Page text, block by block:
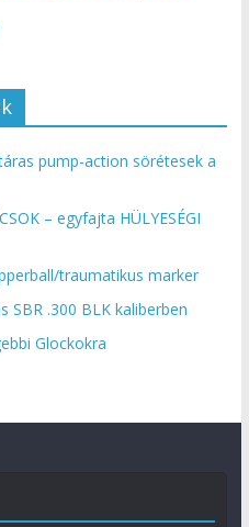
pump-action sörétesek a
– egyfajta HÜLYESÉGI
traumatikus marker
SBR .300 BLK kaliberben
Glockokra